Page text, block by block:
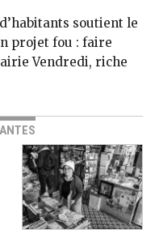
soutient le
projet fou : faire
Vendredi, riche